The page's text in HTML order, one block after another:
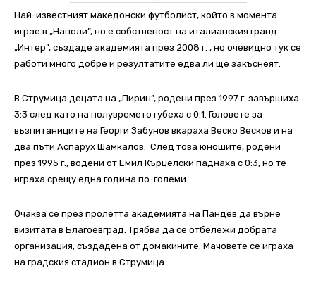
Най-известният македонски футболист, който в момента
играе в „Наполи”, но е собственост на италианския гранд
„Интер”, създаде академията през 2008 г. , но очевидно тук се
работи много добре и резултатите едва ли ще закъснеят.
В Струмица децата на „Пирин”, родени през 1997 г. завършиха
3:3 след като на полувремето губеха с 0:1. Головете за
възпитаниците на Георги Забунов вкараха Веско Весков и на
два пъти Аспарух Шамкалов. След това юношите, родени
през 1995 г., водени от Емил Кърцелски паднаха с 0:3, но те
играха срещу една година по-големи.
Очаква се през пролетта академията на Пандев да върне
визитата в Благоевград. Трябва да се отбележи добрата
организация, създадена от домакините. Мачовете се играха
на градския стадион в Струмица.